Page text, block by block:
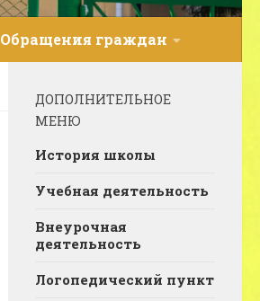
Обращения граждан
ДОПОЛНИТЕЛЬНОЕ
МЕНЮ
История школы
Учебная деятельность
Внеурочная
деятельность
Логопедический пункт